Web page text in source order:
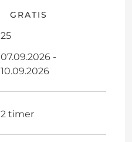
GRATIS
25
07.09.2026 -
10.09.2026
2 timer